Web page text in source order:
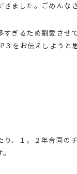
きました。ごめんな
ぎるため割愛させ
をお伝えしようと
、１，２年合同の